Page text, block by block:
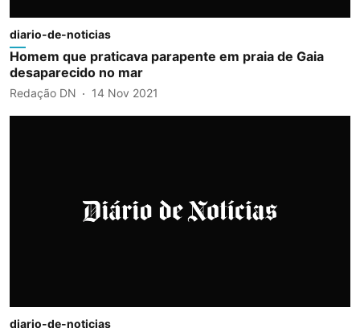
diario-de-noticias
Homem que praticava parapente em praia de Gaia
desaparecido no mar
Redação DN 14 Nov 2021
diario-de-noticias